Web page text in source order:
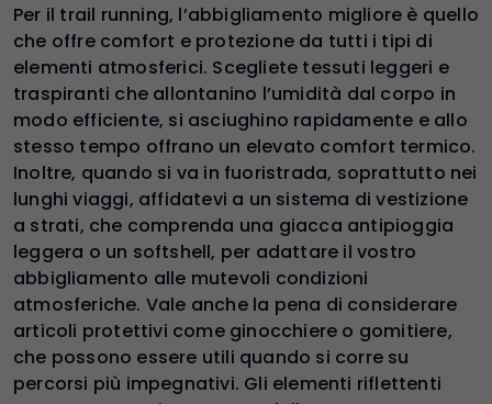
Per il trail running, l’abbigliamento migliore è quello
che offre comfort e protezione da tutti i tipi di
elementi atmosferici. Scegliete tessuti leggeri e
traspiranti che allontanino l’umidità dal corpo in
modo efficiente, si asciughino rapidamente e allo
stesso tempo offrano un elevato comfort termico.
Inoltre, quando si va in fuoristrada, soprattutto nei
lunghi viaggi, affidatevi a un sistema di vestizione
a strati, che comprenda una giacca antipioggia
leggera o un softshell, per adattare il vostro
abbigliamento alle mutevoli condizioni
atmosferiche. Vale anche la pena di considerare
articoli protettivi come ginocchiere o gomitiere,
che possono essere utili quando si corre su
percorsi più impegnativi. Gli elementi riflettenti